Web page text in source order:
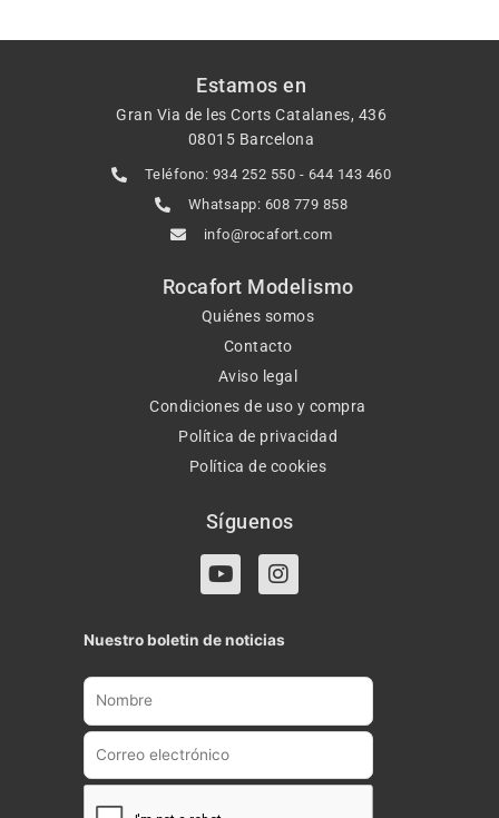
Estamos en
Gran Via de les Corts Catalanes, 436
08015 Barcelona
Teléfono: 934 252 550 - 644 143 460
Whatsapp: 608 779 858
info@rocafort.com
Rocafort Modelismo
Quiénes somos
Contacto
Aviso legal
Condiciones de uso y compra
Política de privacidad
Política de cookies
Síguenos
Y
o
t
u
b
I
n
t
a
g
a
Nuestro boletin de noticias